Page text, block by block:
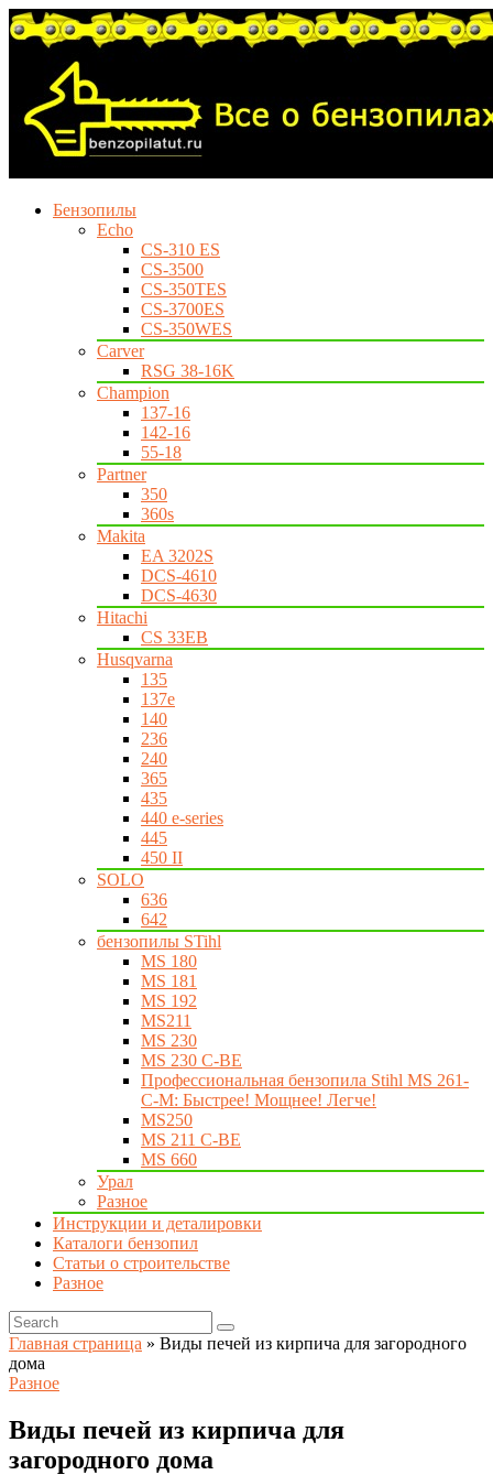
Бензопилы
Echo
CS-310 ES
CS-3500
CS-350TES
CS-3700ES
CS-350WES
Carver
RSG 38-16K
Champion
137-16
142-16
55-18
Partner
350
360s
Makita
EA 3202S
DCS-4610
DCS-4630
Hitachi
CS 33EB
Husqvarna
135
137e
140
236
240
365
435
440 e-series
445
450 II
SOLO
636
642
бензопилы STihl
MS 180
MS 181
MS 192
MS211
MS 230
MS 230 C-BE
Профессиональная бензопила Stihl MS 261-
C-M: Быстрее! Мощнее! Легче!
MS250
MS 211 C-BE
MS 660
Урал
Разное
Инструкции и деталировки
Каталоги бензопил
Статьи о строительстве
Разное
Главная страница » Виды печей из кирпича для загородного
дома
Разное
Виды печей из кирпича для
загородного дома